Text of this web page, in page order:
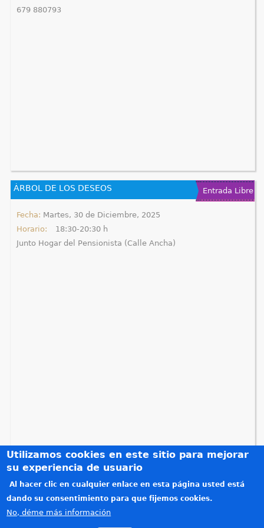
t
e
a
679 880793
Entrada Libre
ÁRBOL DE LOS DESEOS
Fecha: Martes, 30 de Diciembre, 2025
Horario:
18:30-20:30 h
Junto Hogar del Pensionista (Calle Ancha)
Créditos
Teléfonos de interés
Política de privacidad
Utilizamos cookies en este sitio para mejorar
su experiencia de usuario
Al hacer clic en cualquier enlace en esta página usted está
dando su consentimiento para que fijemos cookies.
No, déme más información